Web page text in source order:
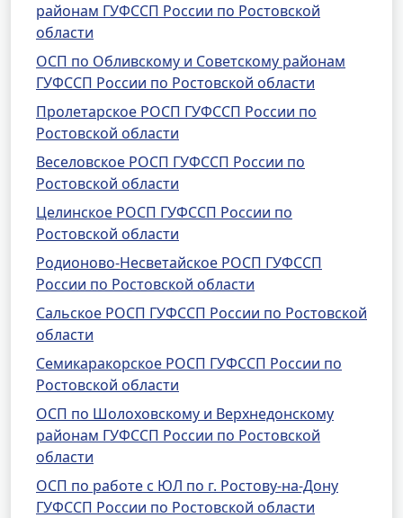
районам ГУФССП России по Ростовской
области
ОСП по Обливскому и Советскому районам
ГУФССП России по Ростовской области
Пролетарское РОСП ГУФССП России по
Ростовской области
Веселовское РОСП ГУФССП России по
Ростовской области
Целинское РОСП ГУФССП России по
Ростовской области
Родионово-Несветайское РОСП ГУФССП
России по Ростовской области
Сальское РОСП ГУФССП России по Ростовской
области
Семикаракорское РОСП ГУФССП России по
Ростовской области
ОСП по Шолоховскому и Верхнедонскому
районам ГУФССП России по Ростовской
области
ОСП по работе с ЮЛ по г. Ростову-на-Дону
ГУФССП России по Ростовской области